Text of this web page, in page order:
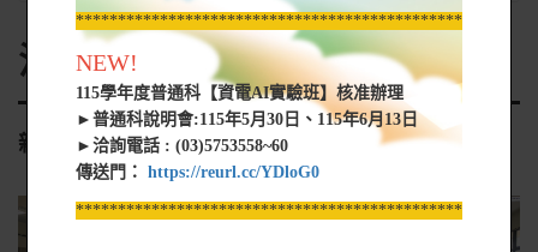
活動花絮-觀光餐飲群
親職日
*****************************************************
NEW!
115學年度普通科【資電AI實驗班】核准辦理
►普通科說明會:115年5月30日、115年6月13日
►洽詢電話 : (03)5753558~60
傳送門： https://reurl.cc/YDloG0
*****************************************************